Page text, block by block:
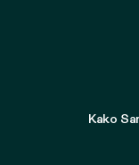
Kako